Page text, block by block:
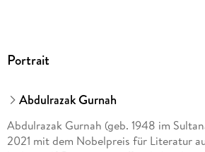
Portrait
Abdulrazak Gurnah
Abdulrazak Gurnah (geb. 1948 im
2021 mit dem Nobelpreis für Literatur